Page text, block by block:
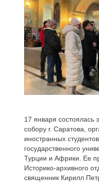
17 января состоялась
собору г. Саратова,
иностранных
государственного
Турции и Африки. Ее
Историко-архивного
священник Кирилл